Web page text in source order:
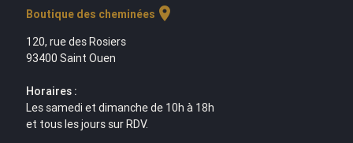
Boutique des cheminées location_on
120, rue des Rosiers
93400 Saint Ouen
Horaires :
Les samedi et dimanche de 10h à 18h
et tous les jours sur RDV.